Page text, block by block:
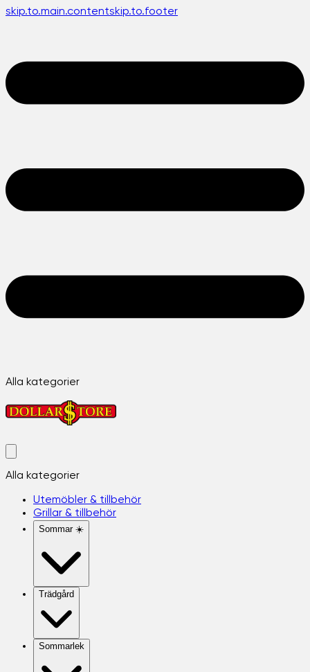
skip.to.main.contentskip.to.footer
Alla kategorier
Alla kategorier
Utemöbler & tillbehör
Grillar & tillbehör
Sommar ☀️
Trädgård
Sommarlek